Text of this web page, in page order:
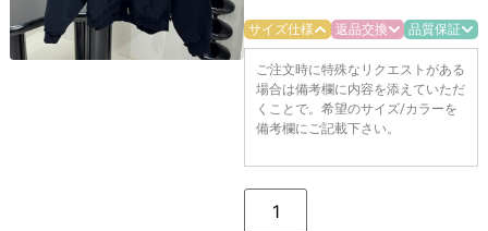
サイズ仕様 返品交換 品質保証
ご注文時に特殊なリクエストがある
場合は備考欄に内容を添えていただ
くことで。希望のサイズ/カラーを
備考欄にご記載下さい。